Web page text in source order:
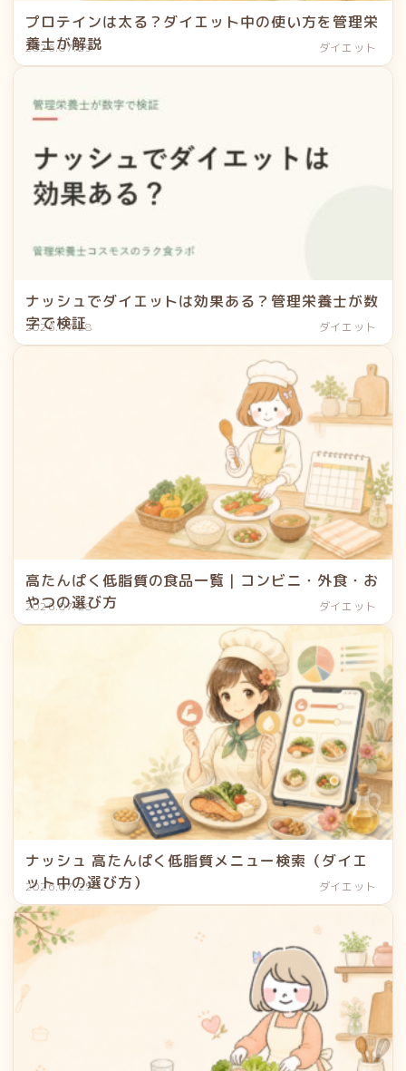
プロテインは太る？ダイエット中の使い方を管理栄
養士が解説
2026.07.29 ダイエット
ナッシュでダイエットは効果ある？管理栄養士が数
字で検証
2026.07.28 ダイエット
高たんぱく低脂質の食品一覧｜コンビニ・外食・お
やつの選び方
2026.07.28 ダイエット
ナッシュ 高たんぱく低脂質メニュー検索（ダイエ
ット中の選び方）
2026.07.25 ダイエット